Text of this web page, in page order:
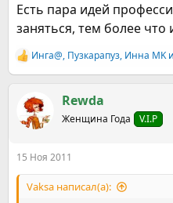
Есть пара идей
заняться, тем более что
Р
е
и
Инга@, Пузкарапуз, Инна MK
Rewda
Женщина Года V.I.P
15 Ноя 2011
Vaksa написал(а):